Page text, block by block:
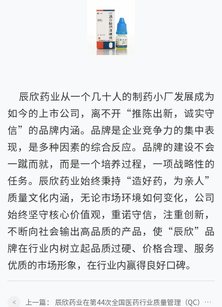
辰欣药业从一个几十人的制药小厂发展成为
如今的上市公司，离不开“推陈出新，诚实守
信”的品牌内涵。品牌是企业竞争力的集中表
现，是多种因素的综合反应。品牌的建设不会
一蹴而就，而是一个培养过程，一项战略性的
任务。辰欣药业始终秉持“造好药，为亲人”
质量文化内涵，无论市场环境如何变化，公司
始终坚守核心价值观，重诺守信，注重创新，
不断向社会输出高品质的产品，使“辰欣”品
牌在行业内树立起品质过硬、价格合理、服务
优质的市场形象，在行业内赢得良好口碑。
上一篇： 辰欣药业在第44次全国医药行业质量管理（QC）小组成果发表交流会上斩获佳绩